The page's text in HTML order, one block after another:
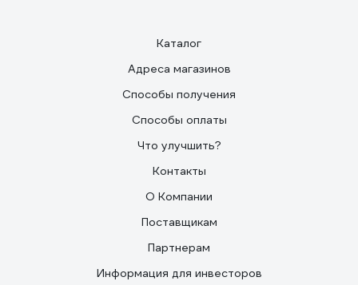
Каталог
Адреса магазинов
Способы получения
Способы оплаты
Что улучшить?
Контакты
О Компании
Поставщикам
Партнерам
Информация для инвесторов